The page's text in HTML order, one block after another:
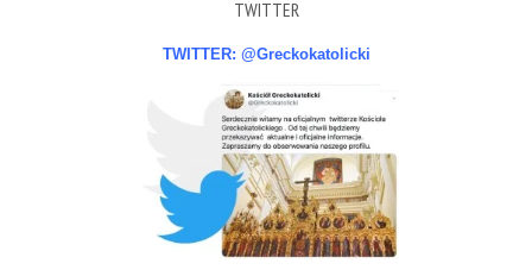
TWITTER
TWITTER: @Greckokatolicki